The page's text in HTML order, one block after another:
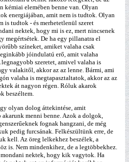
kémiai elemében benne van. Olyan
energiájában, amit nem is tudtok. Olyan
is tudtok - és merhetetlenül szeret
nektek, hogy mi is ez, mert nincsenek
megértsétek. De ha egy pillanatra el
színeket, amiket valaha csak
jóindulatú erő, amit valaha
szeretet, amivel valaha is
valakitől, akkor az az lenne. Bármi, ami
valaha is megtapasztaltatok, akkor az az
át nagyon régen. Róluk akarok
beszéltem.
olyan dolog áttekintése, amit
akarunk menni benne. Azok a dolgok,
fognak hangzani, de még
pedig furcsának. Felkészültünk erre, de
kell. Az öreg lelkekhez beszélek, a
is. Nem mindenkihez, de a legtöbbekhez.
nektek, hogy kik vagytok. Ha